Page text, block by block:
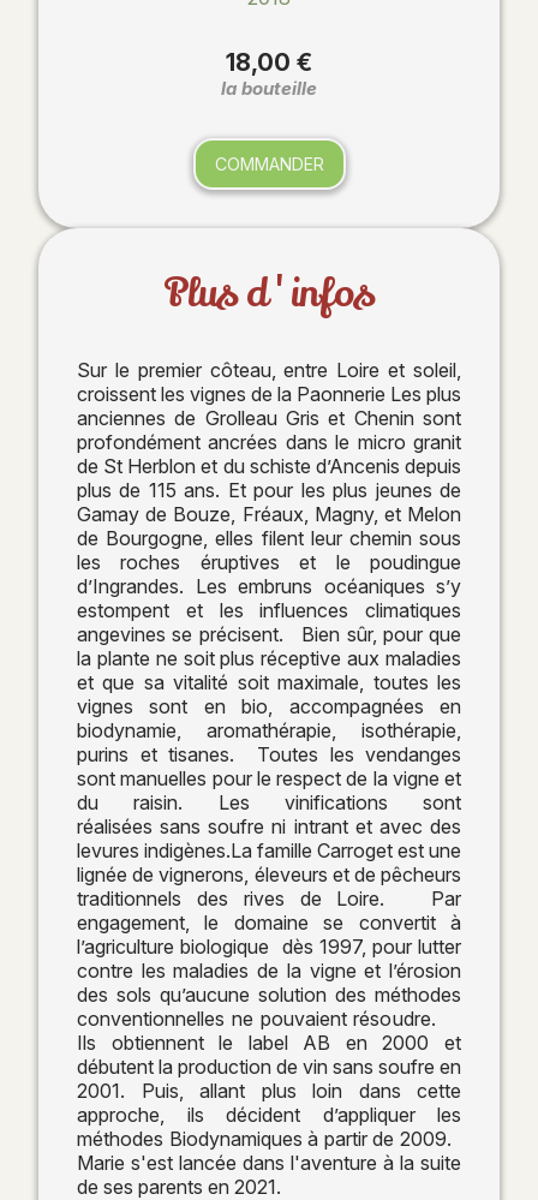
18,00 €
la bouteille
COMMANDER
Plus d'infos
Sur le premier côteau, entre Loire et soleil,
croissent les vignes de la Paonnerie Les plus
anciennes de Grolleau Gris et Chenin sont
profondément ancrées dans le micro granit
de St Herblon et du schiste d’Ancenis depuis
plus de 115 ans. Et pour les plus jeunes de
Gamay de Bouze, Fréaux, Magny, et Melon
de Bourgogne, elles filent leur chemin sous
les roches éruptives et le poudingue
d’Ingrandes. Les embruns océaniques s’y
estompent et les influences climatiques
angevines se précisent. Bien sûr, pour que
la plante ne soit plus réceptive aux maladies
et que sa vitalité soit maximale, toutes les
vignes sont en bio, accompagnées en
biodynamie, aromathérapie, isothérapie,
purins et tisanes. Toutes les vendanges
sont manuelles pour le respect de la vigne et
du raisin. Les vinifications sont
réalisées sans soufre ni intrant et avec des
levures indigènes.La famille Carroget est une
lignée de vignerons, éleveurs et de pêcheurs
traditionnels des rives de Loire. Par
engagement, le domaine se convertit à
l’agriculture biologique dès 1997, pour lutter
contre les maladies de la vigne et l’érosion
des sols qu’aucune solution des méthodes
conventionnelles ne pouvaient résoudre.
Ils obtiennent le label AB en 2000 et
débutent la production de vin sans soufre en
2001. Puis, allant plus loin dans cette
approche, ils décident d’appliquer les
méthodes Biodynamiques à partir de 2009.
Marie s'est lancée dans l'aventure à la suite
de ses parents en 2021.